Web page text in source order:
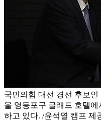
국민의힘 대선 경선 후보
울 영등포구 글래드 호텔
하고 있다. /윤석열 캠프 제